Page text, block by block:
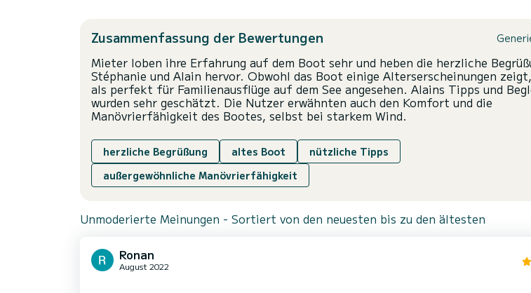
Zusammenfassung der Bewertungen
Mieter loben ihre Erfahrung auf dem Boot sehr und heben die herzliche
Stéphanie und Alain hervor. Obwohl das Boot einige Alterserscheinungen
als perfekt für Familienausflüge auf dem See angesehen. Alains Tipps und
wurden sehr geschätzt. Die Nutzer erwähnten auch den Komfort und die
Manövrierfähigkeit des Bootes, selbst bei starkem Wind.
herzliche Begrüßung altes Boot
nützliche Tipps
außergewöhnliche Manövrierfähigkeit
Unmoderierte Meinungen - Sortiert von den neuesten bis zu den ältesten
Ronan
August 2022